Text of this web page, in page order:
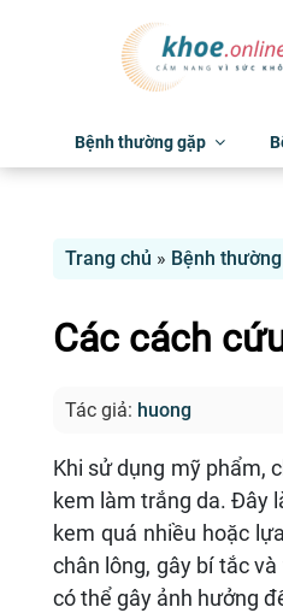
Bệnh thường gặp
Trang chủ » Bệnh
Các cách
Tác giả: huong
Khi sử dụng mỹ phẩm,
kem làm trắng da. Đây
kem quá nhiều hoặc
chân lông, gây bí tắc
có thể gây ảnh hưởng